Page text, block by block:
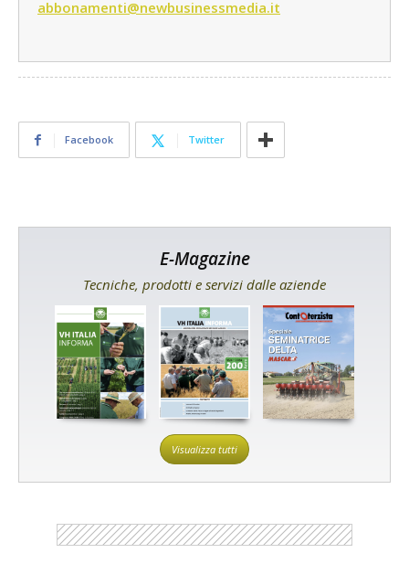
abbonamenti@newbusinessmedia.it
Facebook Twitter
E-Magazine
Tecniche, prodotti e servizi dalle aziende
Visualizza tutti